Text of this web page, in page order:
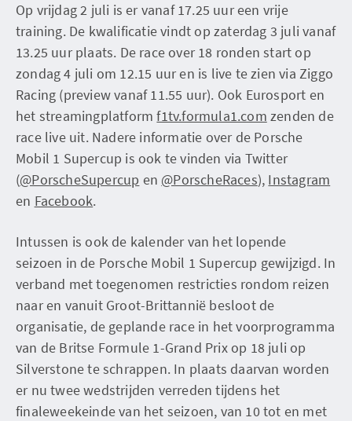
Op vrijdag 2 juli is er vanaf 17.25 uur een vrije
training. De kwalificatie vindt op zaterdag 3 juli vanaf
13.25 uur plaats. De race over 18 ronden start op
zondag 4 juli om 12.15 uur en is live te zien via Ziggo
Racing (preview vanaf 11.55 uur). Ook Eurosport en
het streamingplatformf1tv.formula1.com zenden de
race live uit. Nadere informatie over de Porsche
Mobil 1 Supercup is ook te vinden via Twitter
(@PorscheSupercup en @PorscheRaces), Instagram
en Facebook.
Intussen is ook de kalender van het lopende
seizoen in de Porsche Mobil 1 Supercup gewijzigd. In
verband met toegenomen restricties rondom reizen
naar en vanuit Groot-Brittannië besloot de
organisatie, de geplande race in het voorprogramma
van de Britse Formule 1-Grand Prix op 18 juli op
Silverstone te schrappen. In plaats daarvan worden
er nu twee wedstrijden verreden tijdens het
finaleweekeinde van het seizoen, van 10 tot en met